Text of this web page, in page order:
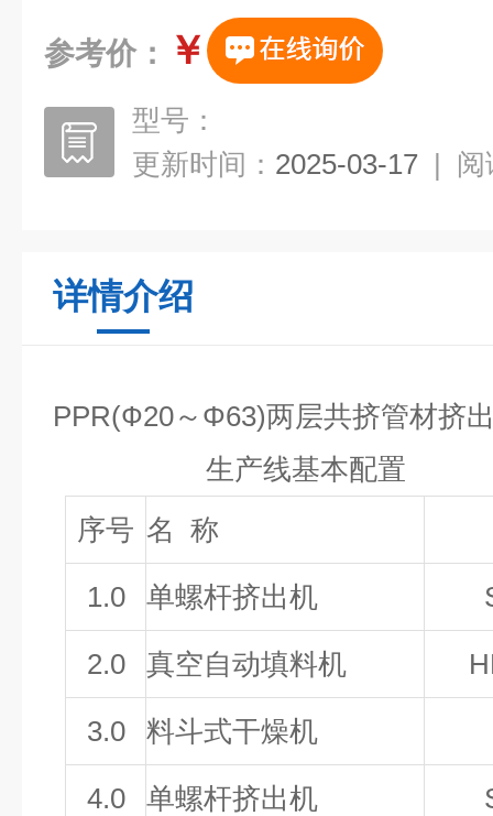
参考价： ￥
型号：
更新时间： 2025-03-17 | 阅
详情介绍
PPR(Ф20～Φ63)两层共挤管材挤
生产线基本配置
序号 名 称
1.0 单螺杆挤出机
2.0 真空自动填料机
3.0 料斗式干燥机
4.0 单螺杆挤出机